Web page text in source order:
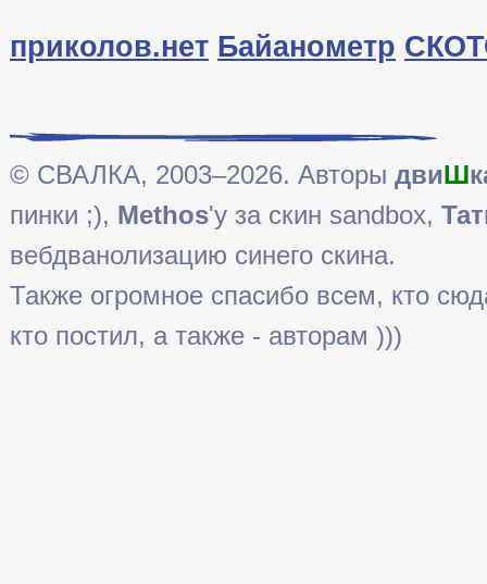
приколов.нет Байанометр
© СВАЛКА, 2003–2026. Авторы двиШ
пинки ;), Methos'у за скин sandbox,
вебдванолизацию синего скина.
Также огромное спасибо всем, кто
кто постил, а также - авторам )))